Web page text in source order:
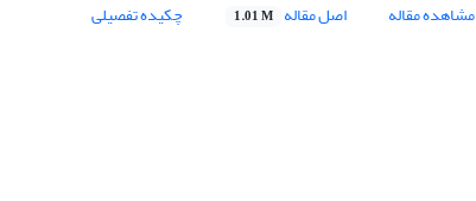
مشاهده مقاله
اصل مقاله 1.01 M چکیده تفصیلی